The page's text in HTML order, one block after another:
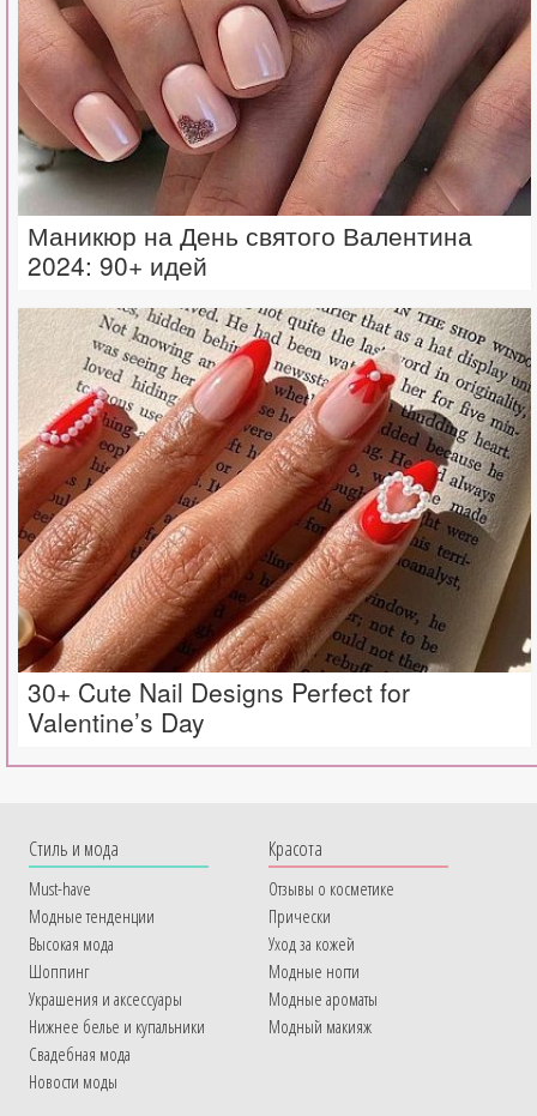
Маникюр на День святого Валентина
2024: 90+ идей
30+ Cute Nail Designs Perfect for
Valentine’s Day
Cтиль и мода
Must-have
Модные тенденции
Высокая мода
Шоппинг
Украшения и аксессуары
Нижнее белье и купальники
Свадебная мода
Новости моды
Красота
Отзывы о косметике
Прически
Уход за кожей
Модные ногти
Модные ароматы
Модный макияж